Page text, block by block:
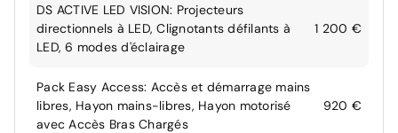
DS ACTIVE LED VISION: Projecteurs
directionnels à LED, Clignotants défilants à
LED, 6 modes d'éclairage
1 200 €
Pack Easy Access: Accès et démarrage mains
libres, Hayon mains-libres, Hayon motorisé
avec Accès Bras Chargés
920 €